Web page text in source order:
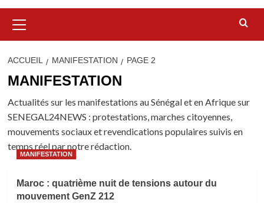
principal
ACCUEIL MANIFESTATION PAGE 2
MANIFESTATION
Actualités sur les manifestations au Sénégal et en Afrique sur
SENEGAL24NEWS : protestations, marches citoyennes,
mouvements sociaux et revendications populaires suivis en
temps réel par notre rédaction.
MANIFESTATION
Maroc : quatrième nuit de tensions autour du
mouvement GenZ 212